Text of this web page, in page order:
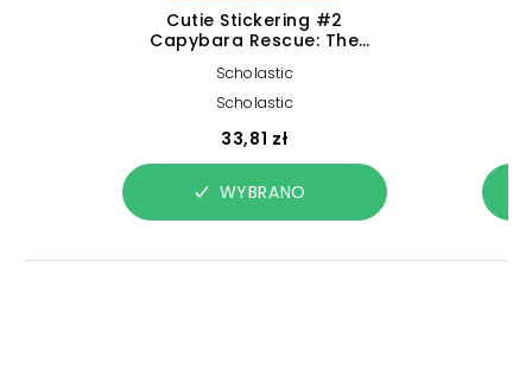
Cutie Stickering #2
Capybara Rescue: The
Scholastic
Scholastic
33,81 zł
WYBRANO